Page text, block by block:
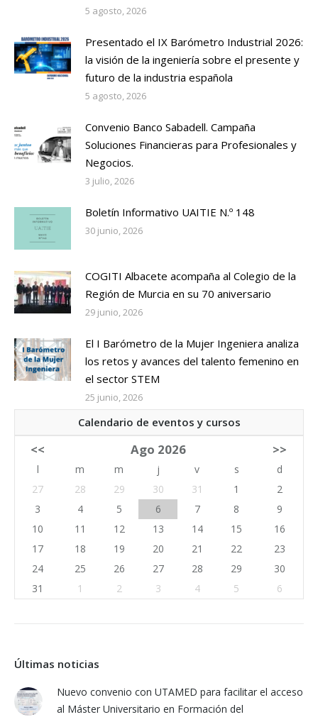
5 agosto, 2026
Presentado el IX Barómetro Industrial 2026:
la visión de la ingeniería sobre el presente y
futuro de la industria española
5 agosto, 2026
Convenio Banco Sabadell. Campaña
Soluciones Financieras para Profesionales y
Negocios.
3 julio, 2026
Boletín Informativo UAITIE N.º 148
30 junio, 2026
COGITI Albacete acompaña al Colegio de la
Región de Murcia en su 70 aniversario
29 junio, 2026
El I Barómetro de la Mujer Ingeniera analiza
los retos y avances del talento femenino en
el sector STEM
25 junio, 2026
Calendario de eventos y cursos
<< Ago 2026 >>
l m m j v s
d
27
28 29 30 31 1
2
3
4 5 6 7 8
9
10
11 12 13 14 15
16
17
18 19 20 21 22
23
24
25 26 27 28 29
30
31
1 2 3 4 5 6
Últimas noticias
Nuevo convenio con UTAMED para facilitar el acceso
al Máster Universitario en Formación del